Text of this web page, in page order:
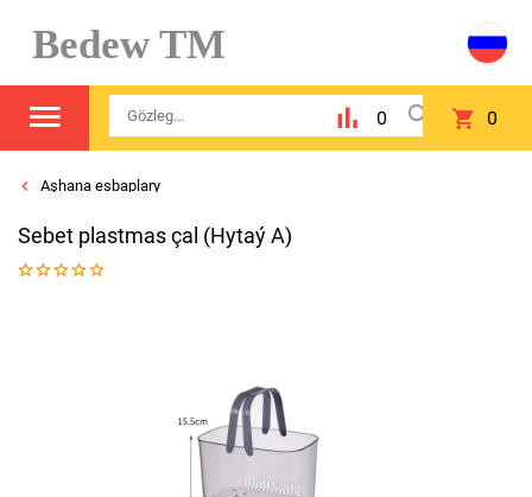
Bedew TM
0 0
Aşhana esbaplary
Sebet plastmas çal (Hytaý A)